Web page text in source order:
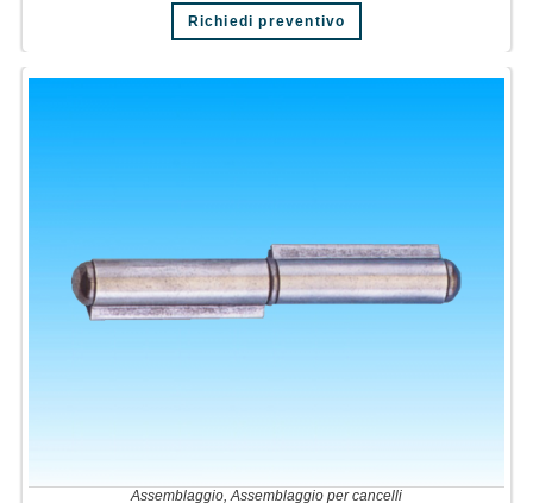
Richiedi preventivo
Assemblaggio Assemblaggio per cancelli